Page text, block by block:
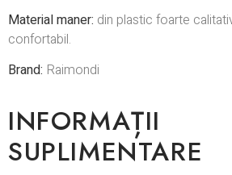
Material maner: din plastic foarte
confortabil.
Brand: Raimondi
INFORMAȚII
SUPLIMENTARE